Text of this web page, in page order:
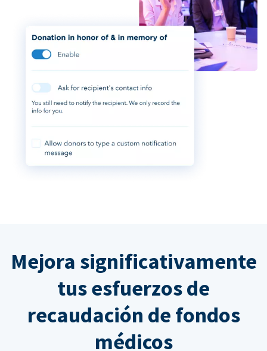
Mejora significativamente
tus esfuerzos de
recaudación de fondos
médicos